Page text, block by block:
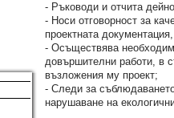
- Ръководи и отчита
- Носи отговорност за
проектната
- Осъществява
довършителни работи, в
възложения му проект;
- Следи за
нарушаване на